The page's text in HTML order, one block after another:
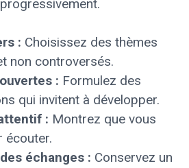
: Choisissez des thèmes
non controversés.
: Formulez des
qui invitent à développer.
: Montrez que vous
écouter.
échanges : Conservez un